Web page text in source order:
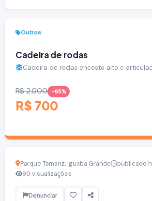
Outros
Cadeira de rodas
Cadeira de rodas encosto alto e
R$ 2.000 -65%
R$ 700
Parque Tamariz, Iguaba Grande
publicado
90 visualizações
Denunciar